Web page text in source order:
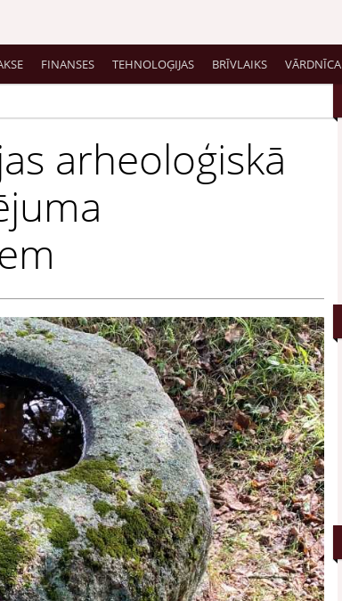
FINANSES TEHNOLOĢIJAS BRĪVLAIKS VĀRDNĪCA
arheoloģiskā